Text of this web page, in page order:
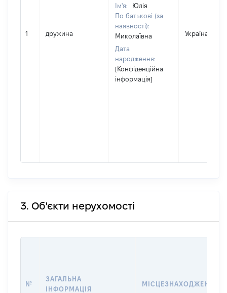
1 дружина
Ім'я:
Юлія
По батькові (за
наявності):
Миколаївна
Дата
народження:
[Конфіденційна
інформація]
Україна
3. Об'єкти нерухомості
№
ЗАГАЛЬНА
ІНФОРМАЦІЯ
МІСЦЕЗНАХОДЖЕННЯ